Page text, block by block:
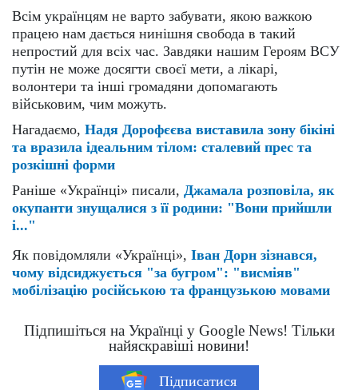
Всім українцям не варто забувати, якою важкою
працею нам дається нинішня свобода в такий
непростий для всіх час. Завдяки нашим Героям ВСУ
путін не може досягти своєї мети, а лікарі,
волонтери та інші громадяни допомагають
військовим, чим можуть.
Нагадаємо, Надя Дорофєєва виставила зону бікіні
та вразила ідеальним тілом: сталевий прес та
розкішні форми
Раніше «Українці» писали, Джамала розповіла, як
окупанти знущалися з її родини: "Вони прийшли
і..."
Як повідомляли «Українці», Іван Дорн зізнався,
чому відсиджується "за бугром": "висміяв"
мобілізацію російською та французькою мовами
Підпишіться на Українці у Google News! Тільки
найяскравіші новини!
Підписатися